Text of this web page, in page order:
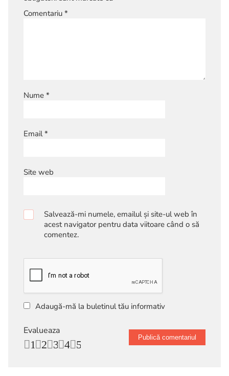
Comentariu *
Nume *
Email*
Site web
Salvează-mi numele, emailul și site-ul web în
acest navigator pentru data viitoare când o să
comentez.
Adaugă-mă la buletinul tău informativ
Evalueaza
5
4
3
2
1